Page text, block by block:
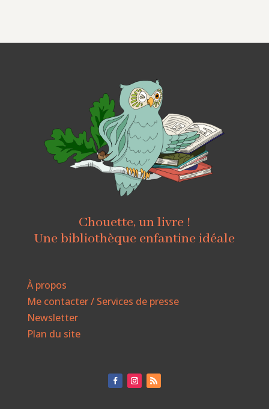
Chouette, un livre !
Une bibliothèque enfantine idéale
À propos
Me contacter / Services de presse
Newsletter
Plan du site